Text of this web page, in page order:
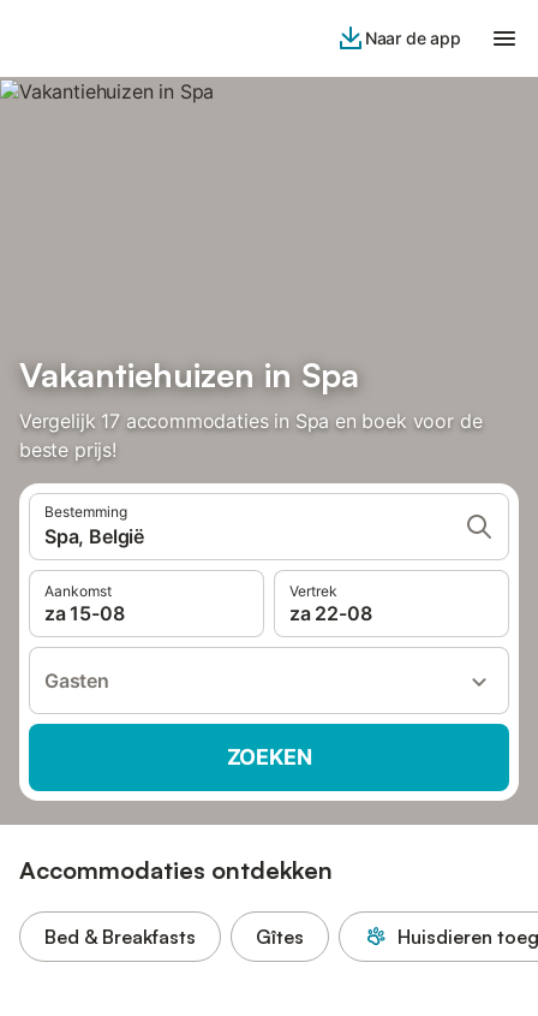
Naar de app
Vakantiehuizen in Spa
Vergelijk 17 accommodaties in Spa en boek voor de
beste prijs!
Bestemming
Spa, België
Aankomst
za 15-08
Vertrek
za 22-08
Gasten
ZOEKEN
Accommodaties ontdekken
Bed & Breakfasts Gîtes Huisdieren